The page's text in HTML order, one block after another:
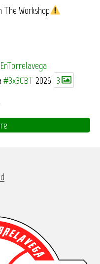
The Workshop
#3x3CBT 2026 3